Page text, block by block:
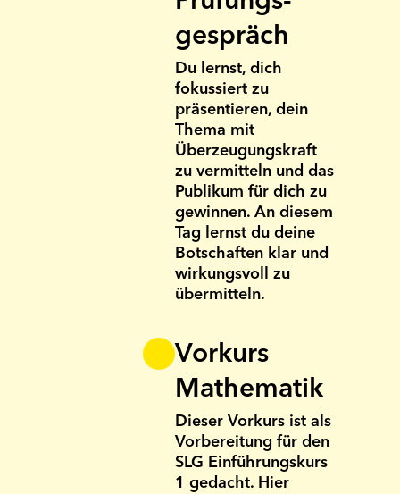
gespräch
Du lernst, dich
fokussiert zu
präsentieren, dein
Thema mit
Überzeugungs­kraft
zu vermitteln und das
Publikum für dich zu
gewinnen. An diesem
Tag lernst du deine
Bot­schaften klar und
wirkungs­voll zu
übermitteln.
Vorkurs
Mathematik
Dieser Vorkurs ist als
Vorbereitung für den
SLG Einführungs­kurs
1 gedacht. Hier